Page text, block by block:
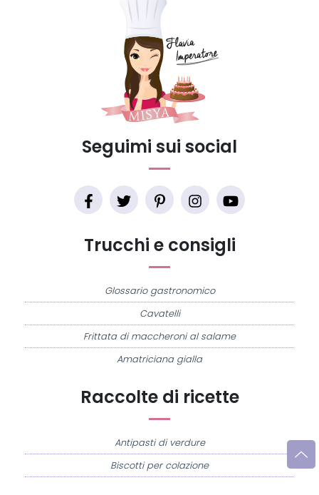
Raccolte di ricette
Antipasti di verdure
Biscotti per colazione
Trucchi e consigli
Glossario gastronomico
Cavatelli
Frittata di maccheroni al salame
Amatriciana gialla
Seguimi sui social